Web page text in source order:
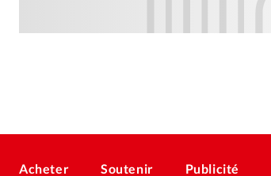
Acheter Soutenir Publicité